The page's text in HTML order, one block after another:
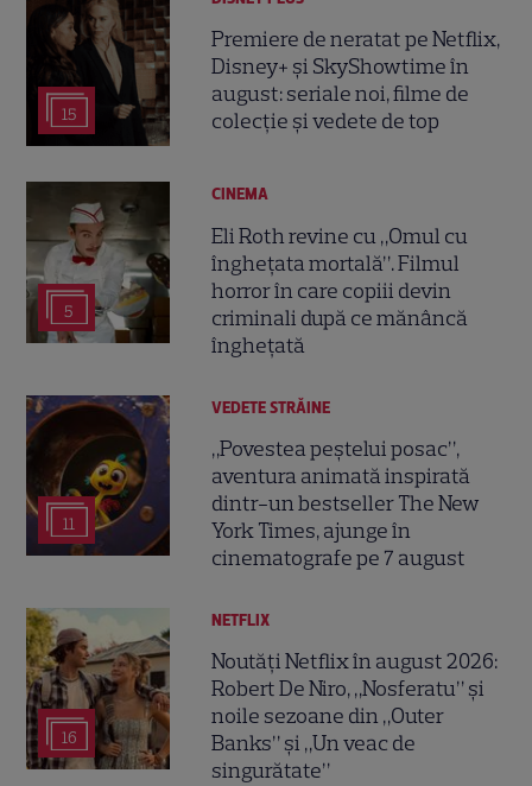
15
Premiere de neratat pe Netflix,
Disney+ și SkyShowtime în
august: seriale noi, filme de
colecție și vedete de top
5
CINEMA
Eli Roth revine cu „Omul cu
înghețata mortală”. Filmul
horror în care copiii devin
criminali după ce mănâncă
înghețată
11
VEDETE STRĂINE
„Povestea peștelui posac”,
aventura animată inspirată
dintr-un bestseller The New
York Times, ajunge în
cinematografe pe 7 august
16
NETFLIX
Noutăți Netflix în august 2026:
Robert De Niro, „Nosferatu” și
noile sezoane din „Outer
Banks” și „Un veac de
singurătate”